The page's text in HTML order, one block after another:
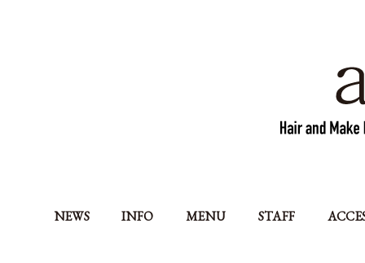
NEWS INFO MENU STAFF